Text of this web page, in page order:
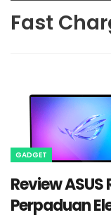
Fast
GADGET
Review ASUS
Perpaduan